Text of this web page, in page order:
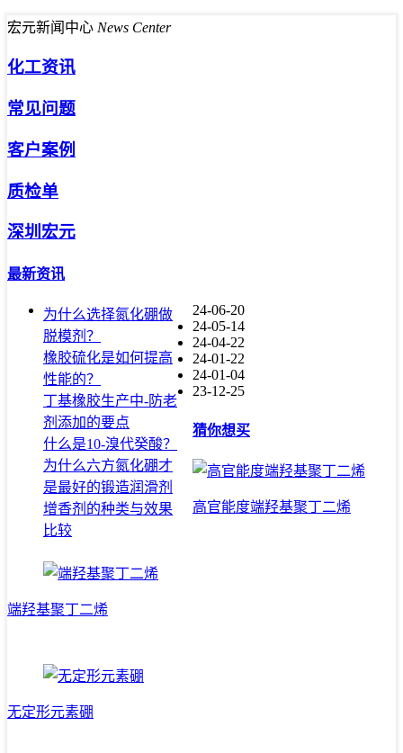
宏元新闻中心 News Center
化工资讯
常见问题
客户案例
质检单
深圳宏元
最新资讯
为什么选择氮化硼做
脱模剂？
24-06-20
橡胶硫化是如何提高
性能的？
24-05-14
丁基橡胶生产中-防老
剂添加的要点
24-04-22
什么是10-溴代癸酸？
24-01-22
为什么六方氮化硼才
是最好的锻造润滑剂
24-01-04
增香剂的种类与效果
比较
23-12-25
猜你想买
高官能度端羟基聚丁二烯
端羟基聚丁二烯
无定形元素硼